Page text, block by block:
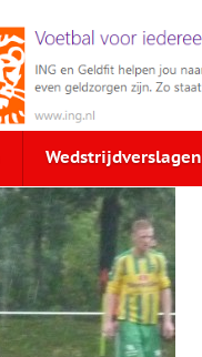
Wedstrijdverslagen